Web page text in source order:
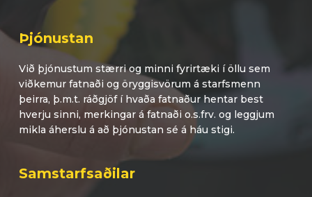
Þjónustan
Við þjónustum stærri og minni fyrirtæki í öllu sem
viðkemur fatnaði og öryggisvörum á starfsmenn
þeirra, þ.m.t. ráðgjöf í hvaða fatnaður hentar best
hverju sinni, merkingar á fatnaði o.s.frv. og leggjum
mikla áherslu á að þjónustan sé á háu stigi.
Samstarfsaðilar